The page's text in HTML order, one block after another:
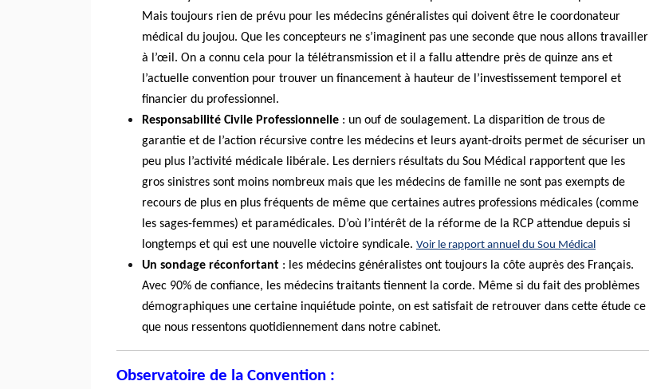
Mais toujours rien de prévu pour les médecins généralistes qui doivent être le coordonateur
médical du joujou. Que les concepteurs ne s’imaginent pas une seconde que nous allons travailler
à l’œil. On a connu cela pour la télétransmission et il a fallu attendre près de quinze ans et
l’actuelle convention pour trouver un financement à hauteur de l’investissement temporel et
financier du professionnel.
Responsabilité Civile Professionnelle : un ouf de soulagement. La disparition de trous de
garantie et de l’action récursive contre les médecins et leurs ayant-droits permet de sécuriser un
peu plus l’activité médicale libérale. Les derniers résultats du Sou Médical rapportent que les
gros sinistres sont moins nombreux mais que les médecins de famille ne sont pas exempts de
recours de plus en plus fréquents de même que certaines autres professions médicales (comme
les sages-femmes) et paramédicales. D’où l’intérêt de la réforme de la RCP attendue depuis si
longtemps et qui est une nouvelle victoire syndicale. Voir le rapport annuel du Sou Médical
Un sondage réconfortant : les médecins généralistes ont toujours la côte auprès des Français.
Avec 90% de confiance, les médecins traitants tiennent la corde. Même si du fait des problèmes
démographiques une certaine inquiétude pointe, on est satisfait de retrouver dans cette étude ce
que nous ressentons quotidiennement dans notre cabinet.
Observatoire de la Convention :